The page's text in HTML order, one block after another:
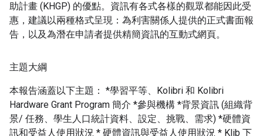
助計畫 (KHGP) 的優點。資訊有各式各樣的觀眾都能因此受
惠，建議以兩種格式呈現：為利害關係人提供的正式書面報
告，以及為潛在申請者提供精簡資訊的互動式網頁。
主題大綱
本報告涵蓋以下主題： *學習平等、Kolibri 和 Kolibri
Hardware Grant Program 簡介 *參與機構 *背景資訊 (組織背
景/ 任務、學生人口統計資料、設定、挑戰、需求) *硬體資
訊和受益人使用狀況 * 硬體資訊與受益人使用狀況 * Klib 下